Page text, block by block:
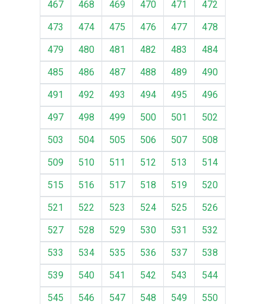
467 468 469 470 471
472
473
474 475 476 477
478
479
480 481 482 483
484
485
486 487 488 489
490
491
492 493 494 495
496
497
498 499 500 501
502
503
504 505 506 507
508
509
510 511 512 513
514
515
516 517 518 519
520
521
522 523 524 525
526
527
528 529 530 531
532
533
534 535 536 537
538
539
540 541 542 543
544
545
546 547 548 549
550